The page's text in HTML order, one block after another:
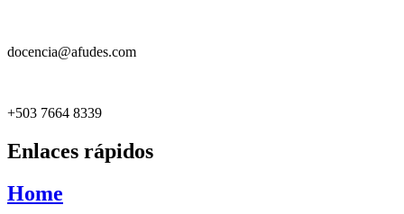
docencia@afudes.com
+503 7664 8339
Enlaces rápidos
Home